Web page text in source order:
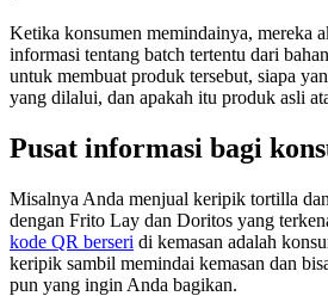
Ketika konsumen memindainya, mereka
informasi tentang batch tertentu dari
untuk membuat produk tersebut, siapa
yang dilalui, dan apakah itu produk asli
Pusat informasi bagi
Misalnya Anda menjual keripik tortilla
dengan Frito Lay dan Doritos yang
kode QR berseri di kemasan adalah
keripik sambil memindai kemasan dan
pun yang ingin Anda bagikan.